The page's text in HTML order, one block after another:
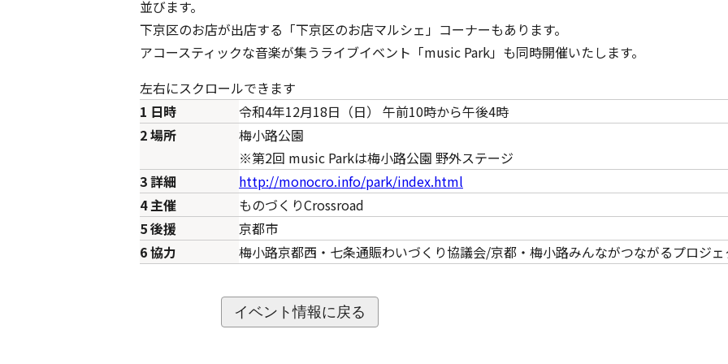
並びます。
下京区のお店が出店する「下京区のお店マルシェ」コーナーもあります。
アコースティックな音楽が集うライブイベント「music Park」も同時開催いたします。
左右にスクロールできます
1 日時
令和4年12月18日（日） 午前10時から午後4時
2 場所
梅小路公園
※第2回 music Parkは梅小路公園 野外ステージ
3 詳細
http://monocro.info/park/index.html
4 主催
ものづくりCrossroad
5 後援
京都市
6 協力
梅小路京都西・七条通賑わいづくり協議会/京都・梅小路みんながつながるプロジ
イベント情報に戻る